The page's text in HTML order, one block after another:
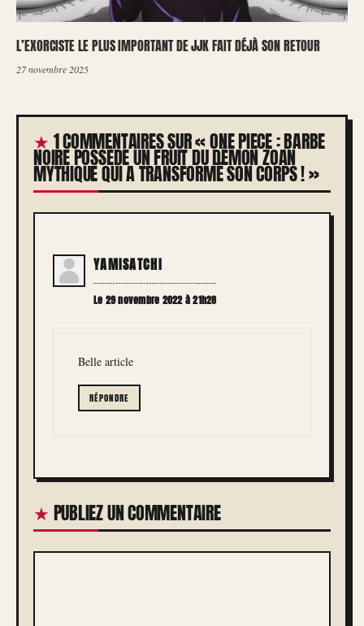
L’EXORCISTE LE PLUS IMPORTANT DE JJK FAIT DÉJÀ SON RETOUR
27 novembre 2025
1 COMMENTAIRES SUR « ONE PIECE : BARBE
NOIRE POSSÈDE UN FRUIT DU DÉMON ZOAN
MYTHIQUE QUI A TRANSFORMÉ SON CORPS ! »
YAMISATCHI
Le 29 novembre 2022 à 21h28
Belle article
RÉPONDRE
PUBLIEZ UN COMMENTAIRE
COMMENTAIRE